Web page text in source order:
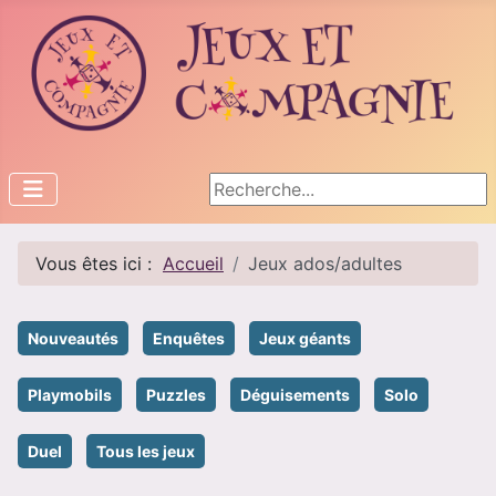
Rechercher
Vous êtes ici : Accueil Jeux ados/adultes
Nouveautés Enquêtes Jeux géants
Playmobils Puzzles Déguisements Solo
Duel Tous les jeux